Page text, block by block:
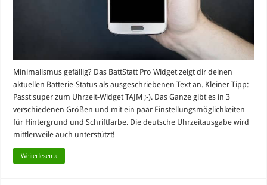
Minimalismus gefällig? Das BattStatt Pro Widget zeigt dir deinen
aktuellen Batterie-Status als ausgeschriebenen Text an. Kleiner Tipp:
Passt super zum Uhrzeit-Widget TAJM ;-). Das Ganze gibt es in 3
verschiedenen Größen und mit ein paar Einstellungsmöglichkeiten
für Hintergrund und Schriftfarbe. Die deutsche Uhrzeitausgabe wird
mittlerweile auch unterstützt!
Weiterlesen »